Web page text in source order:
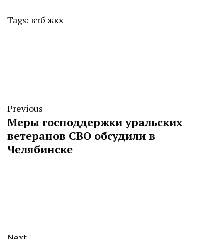
Tags: втб жкх
Previous
Меры господдержки уральских
ветеранов СВО обсудили в
Челябинске